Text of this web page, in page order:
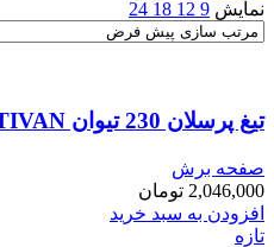
نمایش 9
12
18
24
تیغ پرسلان 230 تیوان TIVAN
صفحه برش
2,046,000 تومان
افزودن به سبد خرید
تازه